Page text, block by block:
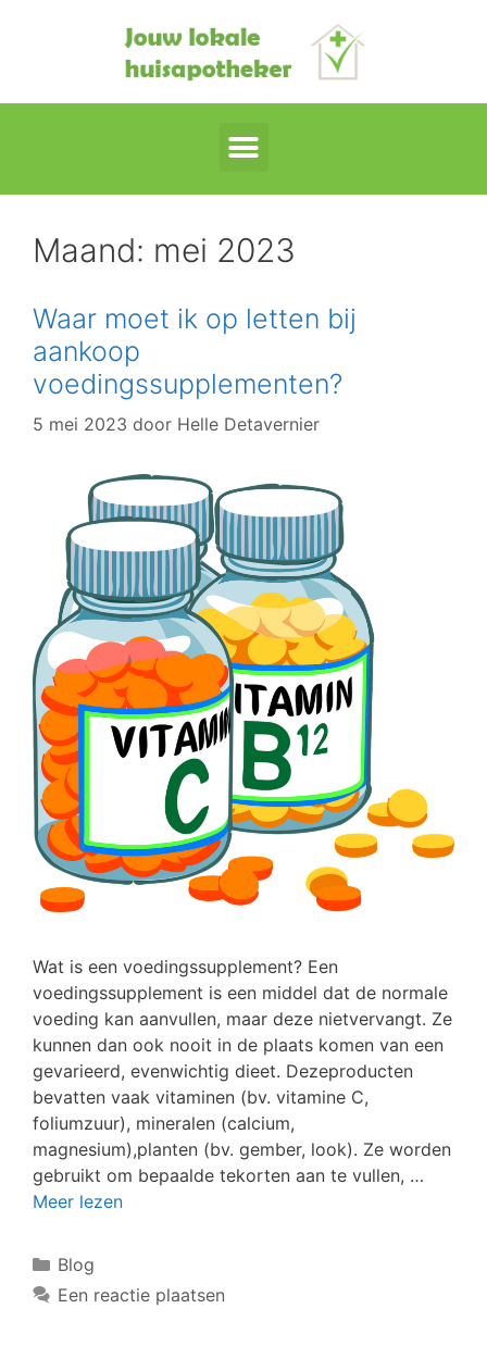
Maand: mei 2023
Waar moet ik op letten bij
aankoop
voedingssupplementen?
5 mei 2023 door Helle Detavernier
Wat is een voedingssupplement? Een
voedingssupplement is een middel dat de normale
voeding kan aanvullen, maar deze nietvervangt. Ze
kunnen dan ook nooit in de plaats komen van een
gevarieerd, evenwichtig dieet. Dezeproducten
bevatten vaak vitaminen (bv. vitamine C,
foliumzuur), mineralen (calcium,
magnesium),planten (bv. gember, look). Ze worden
gebruikt om bepaalde tekorten aan te vullen, …
Meer lezen
Blog
Een reactie plaatsen